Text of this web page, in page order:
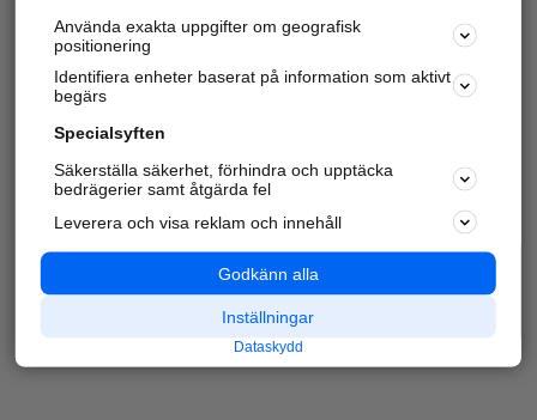
Använda exakta uppgifter om geografisk
positionering
Identifiera enheter baserat på information som aktivt
begärs
Specialsyften
Säkerställa säkerhet, förhindra och upptäcka
bedrägerier samt åtgärda fel
Leverera och visa reklam och innehåll
Godkänn alla
Inställningar
Dataskydd